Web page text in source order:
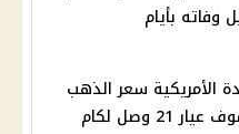
وفاته بأيام
الأمريكية سعر الذهب
وصل لكام